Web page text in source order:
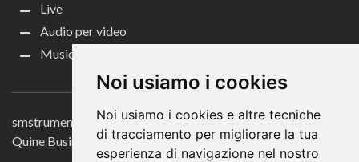
Noi usiamo i cookies
Noi usiamo i cookies e altre tecniche
di tracciamento per migliorare la tua
esperienza di navigazione nel nostro
Live
Audio per video
Music Life
CONTATTACI
smstrumentimusicali.it
Quine Business Publisher